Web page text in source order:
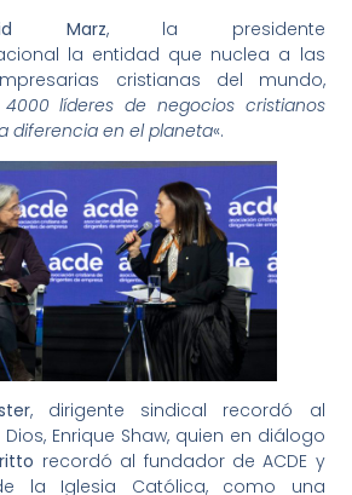
Marz, la presidente
la entidad que nuclea a las
cristianas del mundo,
líderes de negocios cristianos
diferencia en el planeta«.
, dirigente sindical recordó al
Enrique Shaw, quien en diálogo
recordó al fundador de ACDE y
la Iglesia Católica, como una